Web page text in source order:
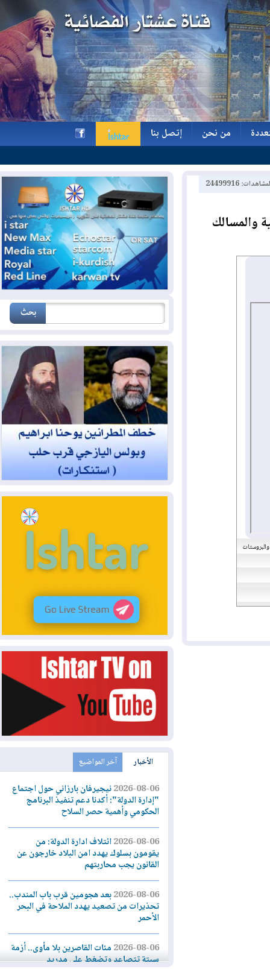
من نحن
إتصل بنا
h
الأخبار آخر المواضيع
2026-08-06نيجيرفان بارزاني حول اجتماع
"إدارة الدولة": أكدنا دعم تنفيذ البرنامج
الحكومي وأهمية حصر السلاح
2026-08-06ائتلاف ادارة الدولة: من
يقومون بسلوك يهدد امن البلاد خارجون عن
القانون يجب محاربتهم
2026-08-06بعد هجومين قرب باب المندب..
تحذيرات من تصعيد يهدد الملاحة في البحر
الأحمر
2026-08-06مئات القاصرين بلا مأوى.. أزمة
سبتة تتصاعد وتضغط على مدريد